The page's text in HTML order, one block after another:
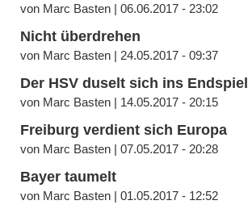
von Marc Basten | 06.06.2017 - 23:02
Nicht überdrehen
von Marc Basten | 24.05.2017 - 09:37
Der HSV duselt sich ins Endspiel
von Marc Basten | 14.05.2017 - 20:15
Freiburg verdient sich Europa
von Marc Basten | 07.05.2017 - 20:28
Bayer taumelt
von Marc Basten | 01.05.2017 - 12:52